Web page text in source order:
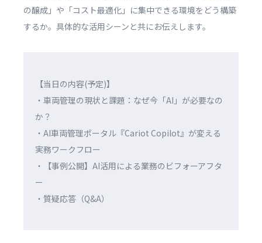
の醸成」や「コスト最適化」に集中できる環境をどう構築
するか。具体的な活用シーンと共にお伝えします。
【当日の内容(予定)】
・車両管理の現状と課題：なぜ今「AI」が必要なの
か？
・AI車両管理ポータル『Cariot Copilot』が変える
実務ワークフロー
・【事例公開】AI活用による業務のビフォーアフタ
ー
・質疑応答（Q&A）